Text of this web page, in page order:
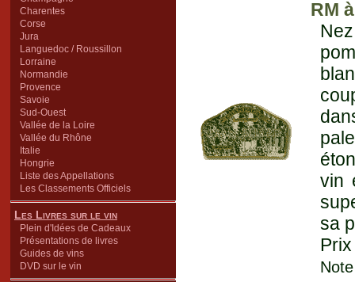
Charentes
Corse
Jura
Languedoc / Roussillon
Lorraine
Normandie
Provence
Savoie
Sud-Ouest
Vallée de la Loire
Vallée du Rhône
Italie
Hongrie
Liste des Appellations
Les Classements Officiels
Les Livres sur le vin
Plein d'Idées de Cadeaux
Présentations de livres
Guides de vins
DVD sur le vin
RM
vin
sa